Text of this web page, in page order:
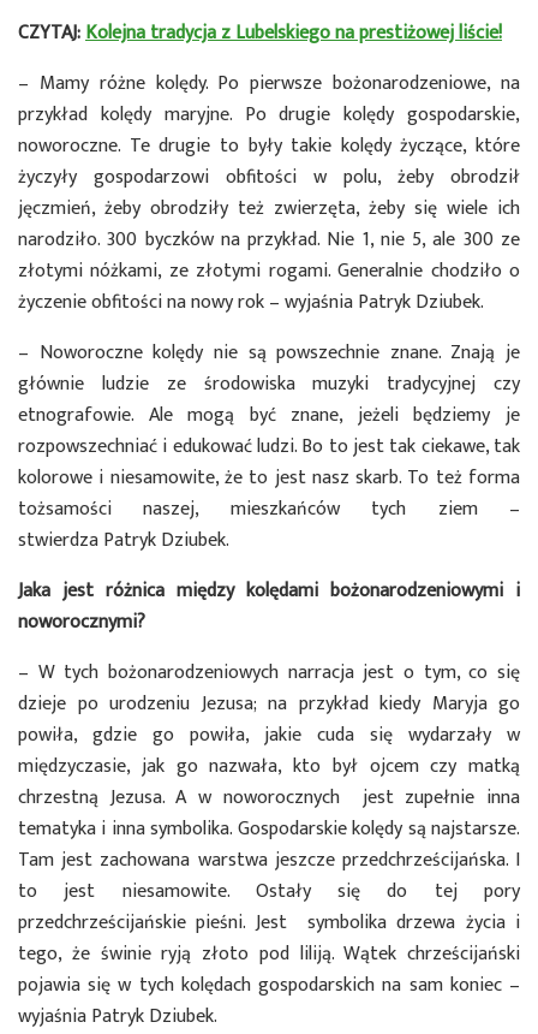
CZYTAJ:Kolejna tradycja z Lubelskiego na prestiżowej liście!
– Mamy różne kolędy. Po pierwsze bożonarodzeniowe, na
przykład kolędy maryjne. Po drugie kolędy gospodarskie,
noworoczne. Te drugie to były takie kolędy życzące, które
życzyły gospodarzowi obfitości w polu, żeby obrodził
jęczmień, żeby obrodziły też zwierzęta, żeby się wiele ich
narodziło. 300 byczków na przykład. Nie 1, nie 5, ale 300 ze
złotymi nóżkami, ze złotymi rogami. Generalnie chodziło o
życzenie obfitości na nowy rok – wyjaśnia Patryk Dziubek.
– Noworoczne kolędy nie są powszechnie znane. Znają je
głównie ludzie ze środowiska muzyki tradycyjnej czy
etnografowie. Ale mogą być znane, jeżeli będziemy je
rozpowszechniać i edukować ludzi. Bo to jest tak ciekawe, tak
kolorowe i niesamowite, że to jest nasz skarb. To też forma
tożsamości naszej, mieszkańców tych ziem –
stwierdza Patryk Dziubek.
Jaka jest różnica między kolędami bożonarodzeniowymi i
noworocznymi?
– W tych bożonarodzeniowych narracja jest o tym, co się
dzieje po urodzeniu Jezusa; na przykład kiedy Maryja go
powiła, gdzie go powiła, jakie cuda się wydarzały w
międzyczasie, jak go nazwała, kto był ojcem czy matką
chrzestną Jezusa. A w noworocznych jest zupełnie inna
tematyka i inna symbolika. Gospodarskie kolędy są najstarsze.
Tam jest zachowana warstwa jeszcze przedchrześcijańska. I
to jest niesamowite. Ostały się do tej pory
przedchrześcijańskie pieśni. Jest symbolika drzewa życia i
tego, że świnie ryją złoto pod liliją. Wątek chrześcijański
pojawia się w tych kolędach gospodarskich na sam koniec –
wyjaśnia Patryk Dziubek.